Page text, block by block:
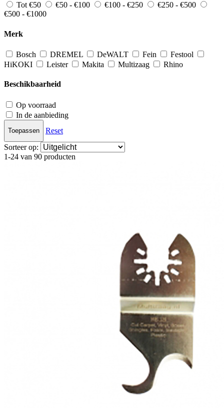
Tot €50 €50 - €100 €100 - €250
€250 - €500
€500 - €1000
Merk
Bosch DREMEL DeWALT Fein
Festool
HiKOKI
Leister Makita Multizaag Rhino
Beschikbaarheid
Op voorraad
In de aanbieding
Toepassen
Reset
Sorteer op:
1-24 van 90 producten